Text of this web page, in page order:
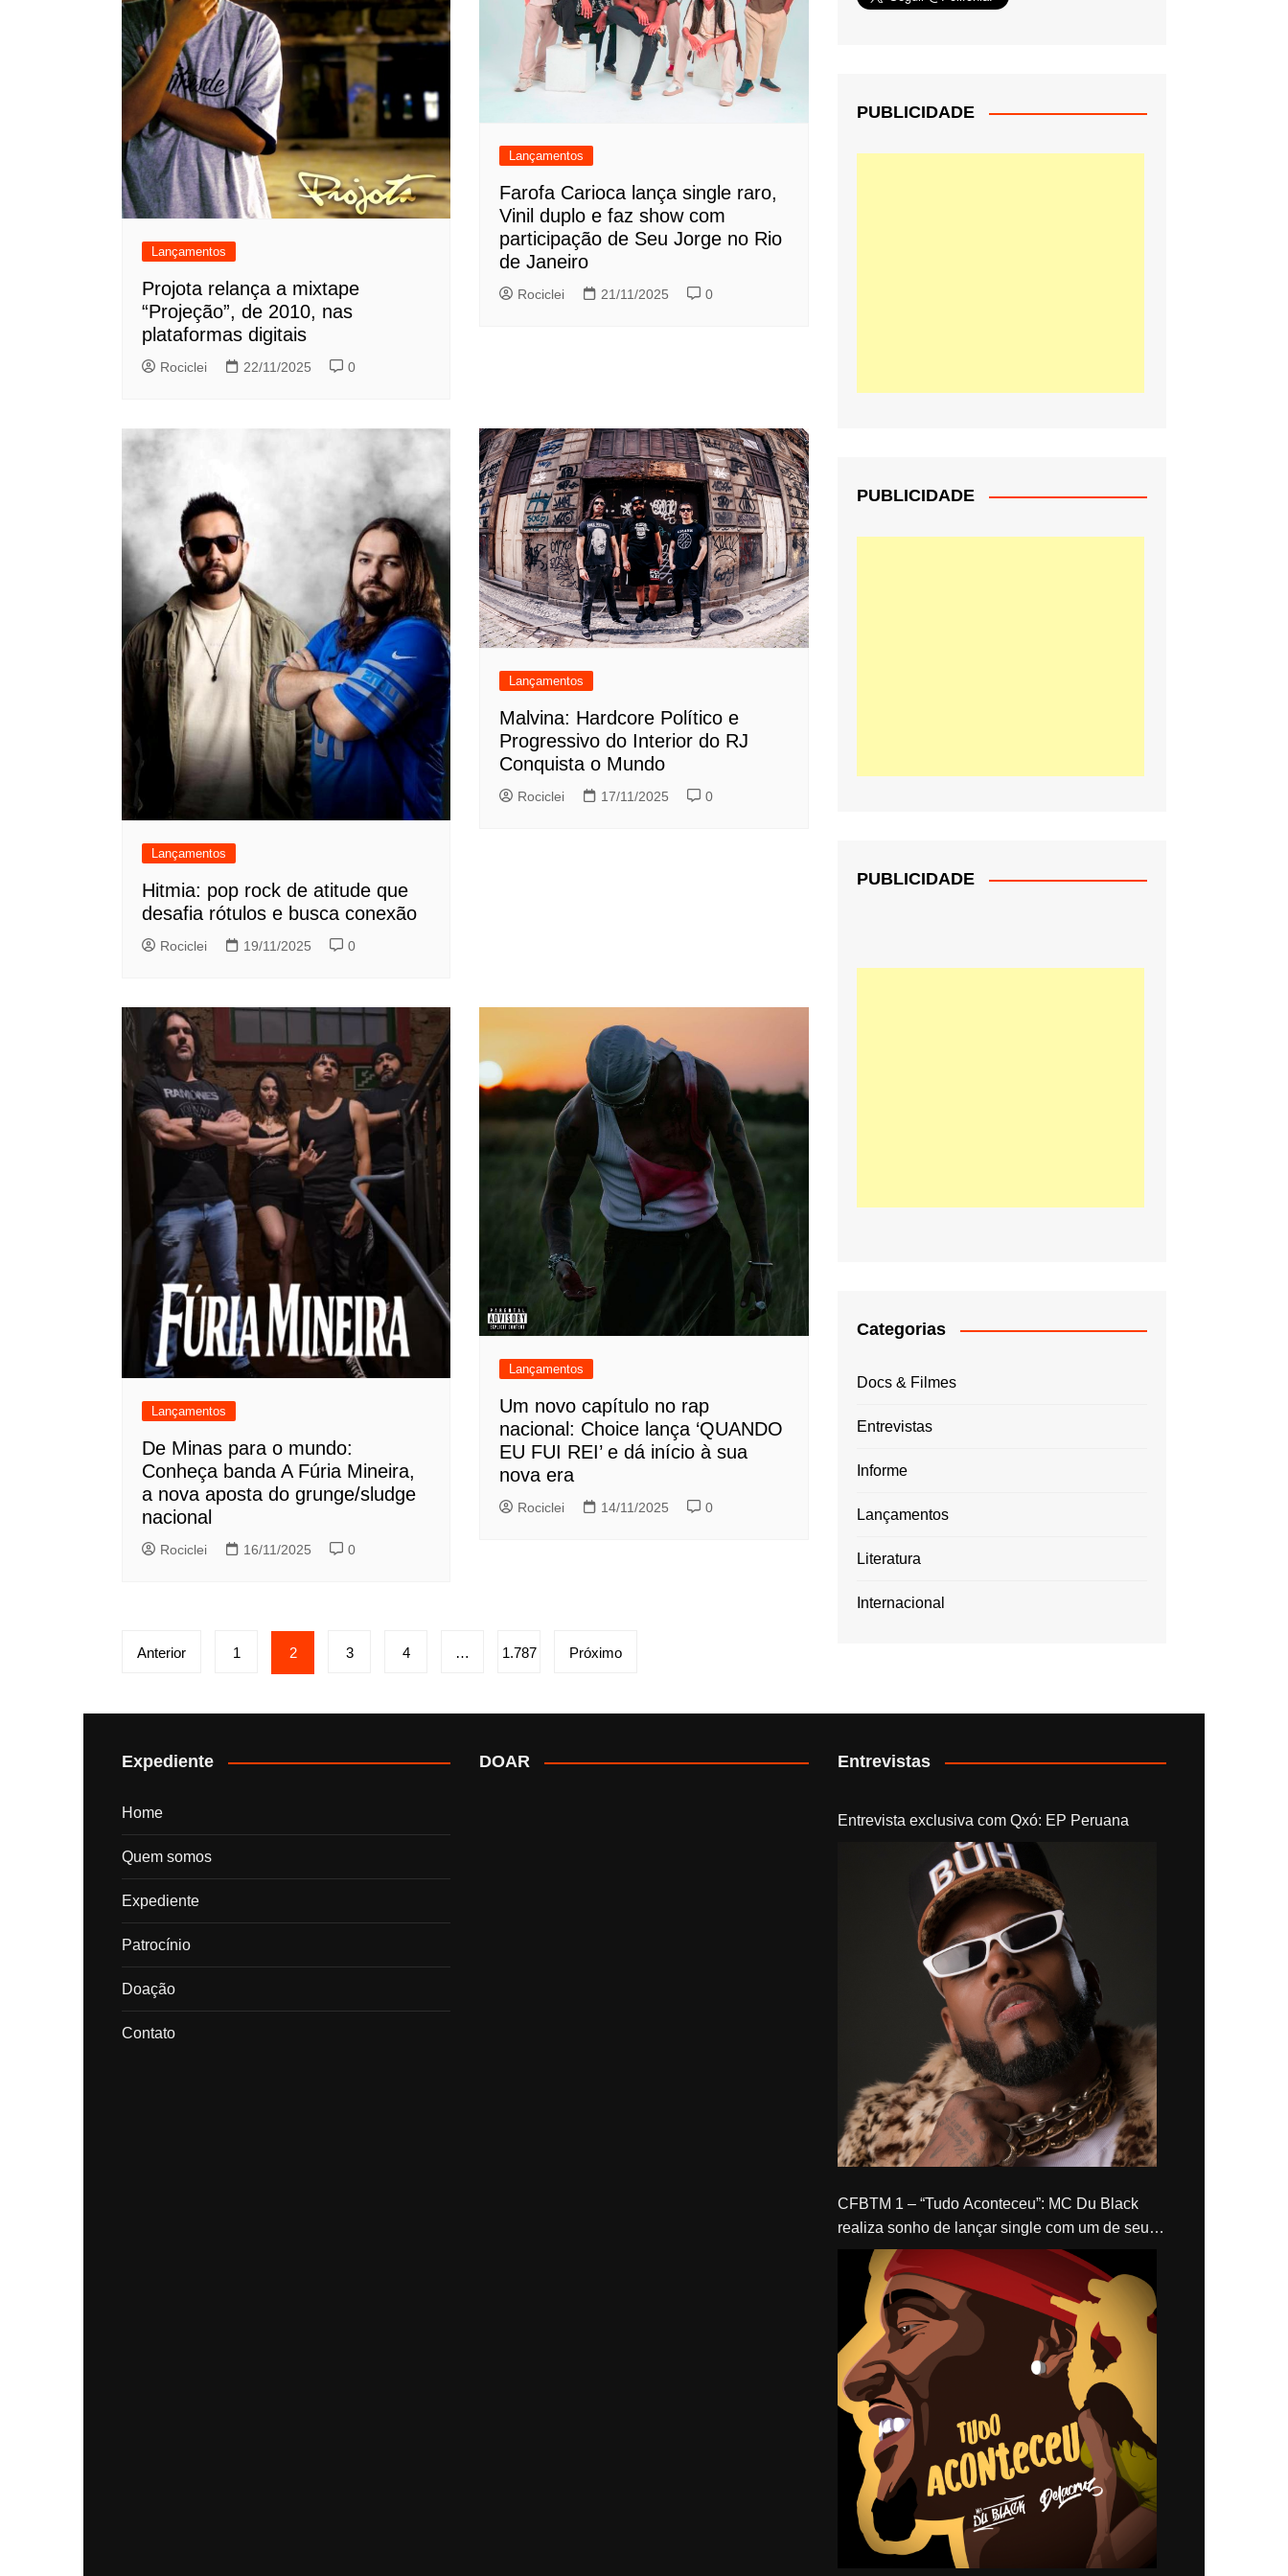
Lançamentos
Projota relança a mixtape
“Projeção”, de 2010, nas
plataformas digitais
Rociclei 22/11/2025 0
Lançamentos
Farofa Carioca lança single raro,
Vinil duplo e faz show com
participação de Seu Jorge no Rio
de Janeiro
Rociclei 21/11/2025 0
Lançamentos
Hitmia: pop rock de atitude que
desafia rótulos e busca conexão
Rociclei 19/11/2025 0
Lançamentos
Malvina: Hardcore Político e
Progressivo do Interior do RJ
Conquista o Mundo
Rociclei 17/11/2025 0
Lançamentos
De Minas para o mundo:
Conheça banda A Fúria Mineira,
a nova aposta do grunge/sludge
nacional
Rociclei 16/11/2025 0
Lançamentos
Um novo capítulo no rap
nacional: Choice lança ‘QUANDO
EU FUI REI’ e dá início à sua
nova era
Rociclei 14/11/2025 0
Paginação
posts
Anterior 1 2 3 4 … 1.787 Próximo
PUBLICIDADE
PUBLICIDADE
PUBLICIDADE
Categorias
Docs & Filmes
Entrevistas
Informe
Lançamentos
Literatura
Internacional
Expediente
Home
Quem somos
Expediente
Patrocínio
Doação
Contato
DOAR Entrevistas
Entrevista exclusiva com Qxó: EP Peruana
CFBTM 1 – “Tudo Aconteceu”: MC Du Black
realiza sonho de lançar single com um de seus
ídolos, Delacruz